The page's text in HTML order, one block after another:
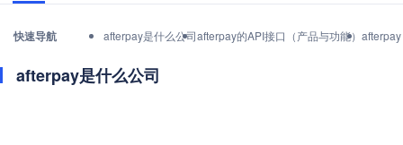
快速导航 afterpay是什么公司afterpay的API接口（产品与功能）
afterpay是什么公司